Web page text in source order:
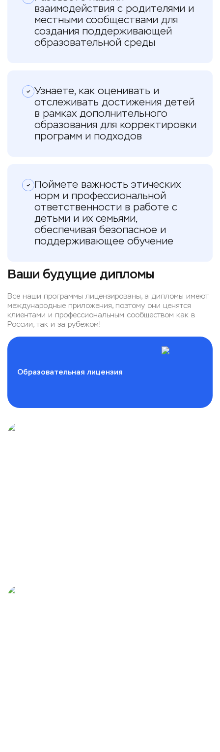
взаимодействия с родителями и
местными сообществами для
создания поддерживающей
образовательной среды
Узнаете, как оценивать и
отслеживать достижения детей
в рамках дополнительного
образования для корректировки
программ и подходов
Поймете важность этических
норм и профессиональной
ответственности в работе с
детьми и их семьями,
обеспечивая безопасное и
поддерживающее обучение
Ваши будущие дипломы
Все наши программы лицензированы, а дипломы имеют
международные приложения, поэтому они ценятся
клиентами и профессиональным сообществом как в
России, так и за рубежом!
Образовательная лицензия